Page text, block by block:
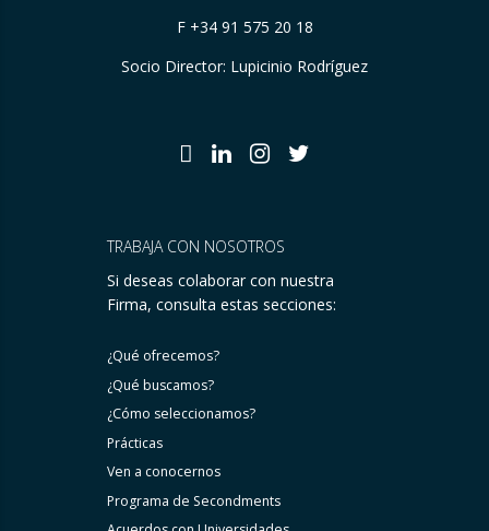
F +34 91 575 20 18
Socio Director: Lupicinio Rodríguez
TRABAJA CON NOSOTROS
Si deseas colaborar con nuestra
Firma, consulta estas secciones:
¿Qué ofrecemos?
¿Qué buscamos?
¿Cómo seleccionamos?
Prácticas
Ven a conocernos
Programa de Secondments